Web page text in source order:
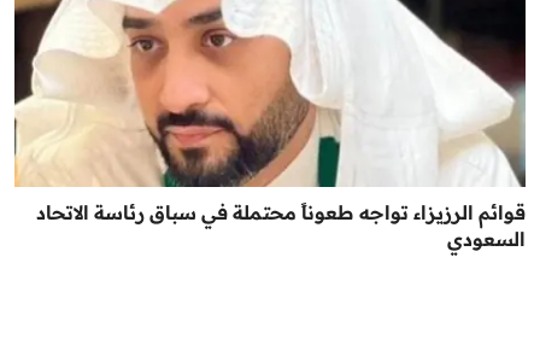
قوائم الرزيزاء تواجه طعوناً محتملة في سباق رئاسة الاتحاد
السعودي